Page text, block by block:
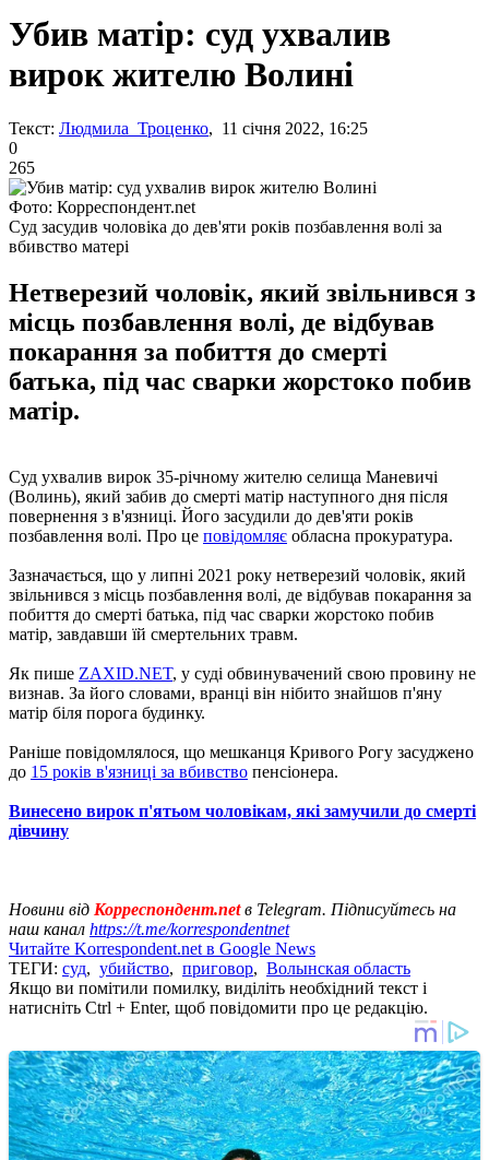
Убив матір: суд ухвалив
вирок жителю Волині
Текст: Людмила Троценко, 11 січня 2022, 16:25
0
265
Фото: Корреспондент.net
Суд засудив чоловіка до дев'яти років позбавлення волі за
вбивство матері
Нетверезий чоловік, який звільнився з
місць позбавлення волі, де відбував
покарання за побиття до смерті
батька, під час сварки жорстоко побив
матір.
Суд ухвалив вирок 35-річному жителю селища Маневичі
(Волинь), який забив до смерті матір наступного дня після
повернення з в'язниці. Його засудили до дев'яти років
позбавлення волі. Про це повідомляє обласна прокуратура.
Зазначається, що у липні 2021 року нетверезий чоловік, який
звільнився з місць позбавлення волі, де відбував покарання за
побиття до смерті батька, під час сварки жорстоко побив
матір, завдавши їй смертельних травм.
Як пише ZAXID.NET, у суді обвинувачений свою провину не
визнав. За його словами, вранці він нібито знайшов п'яну
матір біля порога будинку.
Раніше повідомлялося, що мешканця Кривого Рогу засуджено
до 15 років в'язниці за вбивство пенсіонера.
Винесено вирок п'ятьом чоловікам, які замучили до смерті
дівчину
Новини від Корреспондент.netв Telegram. Підписуйтесь на
наш канал https://t.me/korrespondentnet
Читайте Korrespondent.net в Google News
ТЕГИ: суд, убийство, приговор, Волынская область
Якщо ви помітили помилку, виділіть необхідний текст і
натисніть Ctrl + Enter, щоб повідомити про це редакцію.